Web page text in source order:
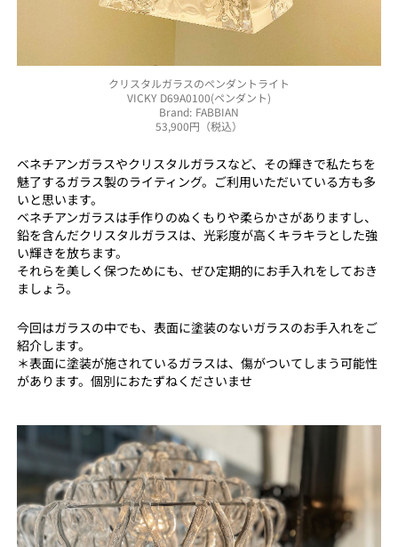
クリスタルガラスのペンダントライト
VICKY D69A0100(ペンダント)
Brand: FABBIAN
53,900円（税込）
ベネチアンガラスやクリスタルガラスなど、その輝きで私たちを
魅了するガラス製のライティング。ご利用いただいている方も多
いと思います。
ベネチアンガラスは手作りのぬくもりや柔らかさがありますし、
鉛を含んだクリスタルガラスは、光彩度が高くキラキラとした強
い輝きを放ちます。
それらを美しく保つためにも、ぜひ定期的にお手入れをしておき
ましょう。
今回はガラスの中でも、表面に塗装のないガラスのお手入れをご
紹介します。
＊表面に塗装が施されているガラスは、傷がついてしまう可能性
があります。個別におたずねくださいませ